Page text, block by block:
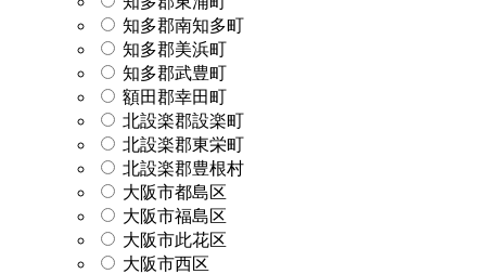
知多郡南知多町
知多郡美浜町
知多郡武豊町
額田郡幸田町
北設楽郡設楽町
北設楽郡東栄町
北設楽郡豊根村
大阪市都島区
大阪市福島区
大阪市此花区
大阪市西区